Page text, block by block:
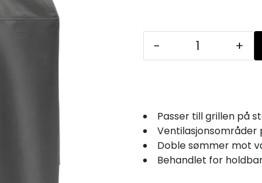
- +
Passer till grillen på
Ventilasjonsområder
Doble sømmer mot
Behandlet for